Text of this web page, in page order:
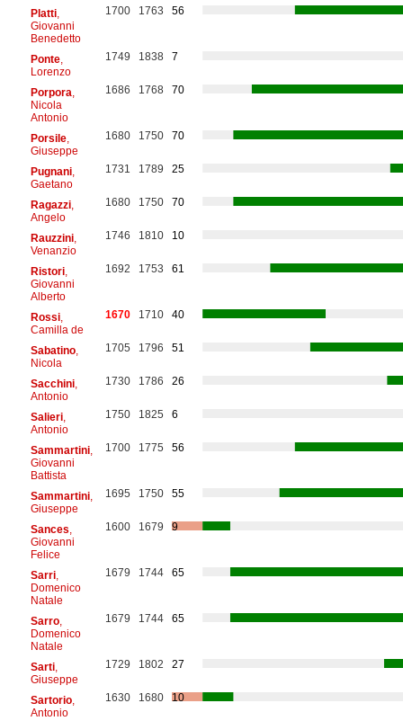
Platti,
Giovanni
Benedetto
1700 1763 56
Ponte,
Lorenzo
1749 1838 7
Porpora
Nicola
Antonio
1686 1768 70
Porsile,
Giuseppe
1680 1750 70
Pugnani,
Gaetano
1731 1789 25
Ragazzi,
Angelo
1680 1750 70
Rauzzini,
Venanzio
1746 1810 10
Ristori,
Giovanni
Alberto
1692 1753 61
Rossi,
Camilla de
1670 1710 40
Sabatino,
Nicola
1705 1796 51
Sacchini,
Antonio
1730 1786 26
Salieri,
Antonio
1750 1825 6
Sammartini,
Giovanni
Battista
1700 1775 56
Sammartini,
Giuseppe
1695 1750 55
Sances
Giovanni
Felice
1600 1679 9
Sarri,
Domenico
Natale
1679 1744 65
Sarro,
Domenico
Natale
1679 1744 65
Sarti,
Giuseppe
1729 1802 27
Sartorio,
Antonio
1630 1680 10